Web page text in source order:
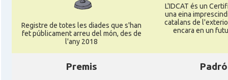
Consolat Consolat general a Munich
Consolat Consolat general a Stuttgart
Registre de totes les diades que s'han
fet públicament arreu del món, des de
l'any 2018
L'IDCAT és un
una eina
catalans de
encara en un
Premis Padró